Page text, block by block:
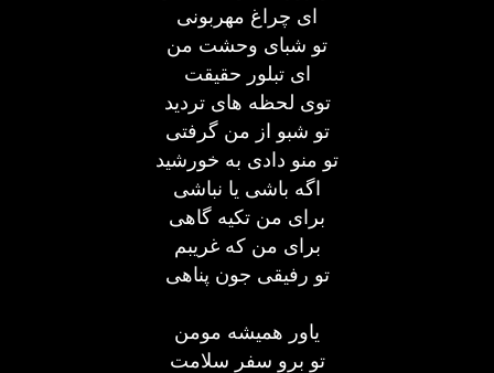
ای چراغ مهربونی
تو شبای وحشت من
ای تبلور حقیقت
توی لحظه های تردید
تو شبو از من گرفتی
تو منو دادی به خورشید
اگه باشی یا نباشی
برای من تکیه گاهی
برای من که غریبم
تو رفیقی جون پناهی
یاور همیشه مومن
تو برو سفر سلامت